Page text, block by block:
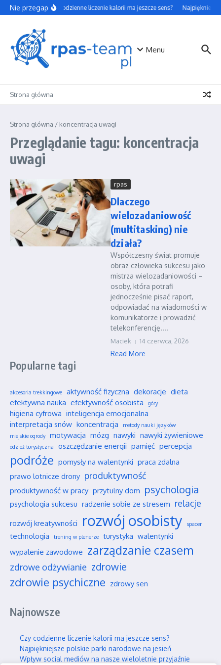
Przejdź do treści
Nie przegapCzy codzienne liczenie kalorii ma jeszcze sens?
Menu
Strona główna
Strona główna / koncentracja uwagi
Przeglądanie tagu: koncentracja
uwagi
rpas
Dlaczego
wielozadaniowość
(multitasking) nie
działa?
Współczesny świat promuje
obraz człowieka sukcesu jako
mistrza wielozadaniowości –
osoby, która potrafi
jednocześnie pisać raport,
odpowiadać na wiadomości w
komunikatorze i prowadzić
telekonferencję....
Maciek 14 czerwca, 2026
Read More
Popularne tagi
akcesoria trekkingowe aktywność fizyczna dekoracje dieta
efektywna nauka efektywność osobista góry
higiena cyfrowa inteligencja emocjonalna
interpretacja snów koncentracja
metody nauki języków
miejskie ogrody
motywacja mózg nawyki nawyki żywieniowe
odzież turystyczna oszczędzanie energii pamięć percepcja
podróże pomysły na walentynki praca zdalna
prawo lotnicze drony produktywność
produktywność w pracy przytulny dom psychologia
psychologia sukcesu radzenie sobie ze stresem relacje
rozwój kreatywności rozwój osobisty spacer
technologia trening w plenerze turystyka walentynki
wypalenie zawodowe zarządzanie czasem
zdrowe odżywianie zdrowie
zdrowie psychiczne zdrowy sen
Najnowsze
Czy codzienne liczenie kalorii ma jeszcze sens?
Najpiękniejsze polskie parki narodowe na jesień
Wpływ social mediów na nasze wieloletnie przyjaźnie